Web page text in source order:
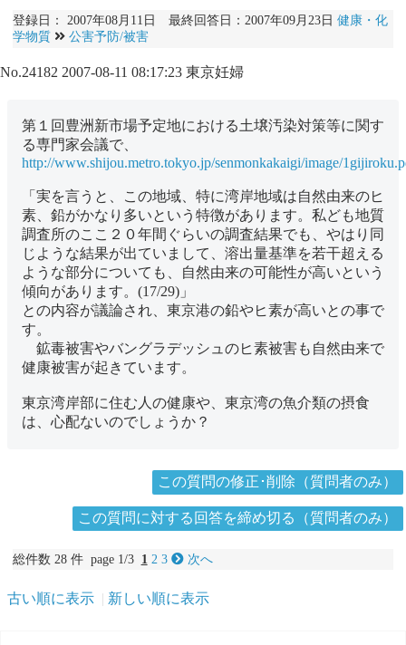
登録日： 2007年08月11日 最終回答日：2007年09月23日 健康・化
学物質
公害予防/被害
No.24182 2007-08-11 08:17:23 東京妊婦
第１回豊洲新市場予定地における土壌汚染対策等に関す
る専門家会議で、
http://www.shijou.metro.tokyo.jp/senmonkakaigi/image/
「実を言うと、この地域、特に湾岸地域は自然由来のヒ
素、鉛がかなり多いという特徴があります。私ども地質
調査所のここ２０年間ぐらいの調査結果でも、やはり同
じような結果が出ていまして、溶出量基準を若干超える
ような部分についても、自然由来の可能性が高いという
傾向があります。(17/29)」
との内容が議論され、東京港の鉛やヒ素が高いとの事で
す。
鉱毒被害やバングラデッシュのヒ素被害も自然由来で
健康被害が起きています。
東京湾岸部に住む人の健康や、東京湾の魚介類の摂食
は、心配ないのでしょうか？
この質問の修正･削除（質問者のみ）
この質問に対する回答を締め切る（質問者のみ）
総件数 28 件 page 1/3 1 2 3 次へ
古い順に表示 新しい順に表示